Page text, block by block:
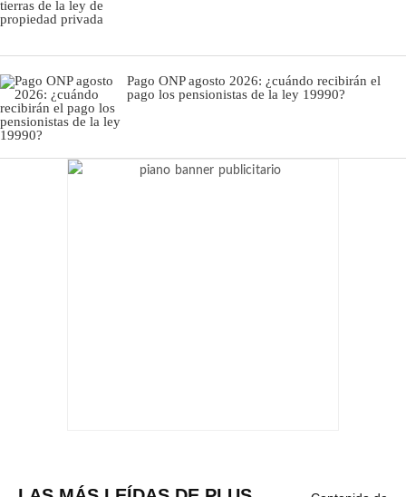
Pago ONP agosto 2026: ¿cuándo recibirán el
pago los pensionistas de la ley 19990?